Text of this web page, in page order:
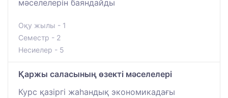
мәселелерін баяндайды
Оқу жылы - 1
Семестр - 2
Несиелер - 5
Қаржы саласының өзекті мәселелері
Курс қазіргі жаһандық экономикадағы